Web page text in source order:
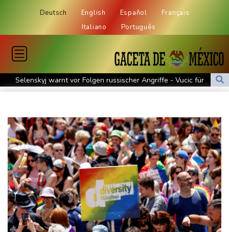
Deutsch English Español
Français
Italiano
Português
Selenskyj warnt vor Folgen russischer Angriffe - Vucic für
Integrität der Ukraine
Gesamtführung
Drohne explodiert an der Grenze zwischen Rumänien und
Bulgarien nahe Gaspipeline
Lionel Messi trauert um seinen Vater
Absturz von Ultraleichtflugzeug: 72-jähriger Pilot stirbt in Baden-
Württemberg
Selenskyj warnt in Belgrad vor Folgen russischer Angriffe für
den Winter